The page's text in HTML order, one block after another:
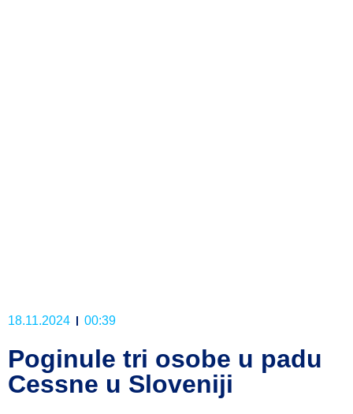
18.11.2024 00:39
Poginule tri osobe u padu
Cessne u Sloveniji